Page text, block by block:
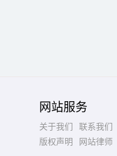
网站服务
关于我们 联系我们
版权声明
网站律师